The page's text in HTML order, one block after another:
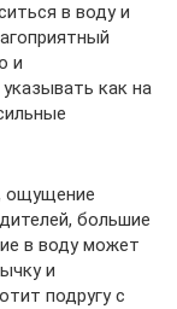
в воду и
и
как на
ощущение
большие
в воду может
и
подругу с